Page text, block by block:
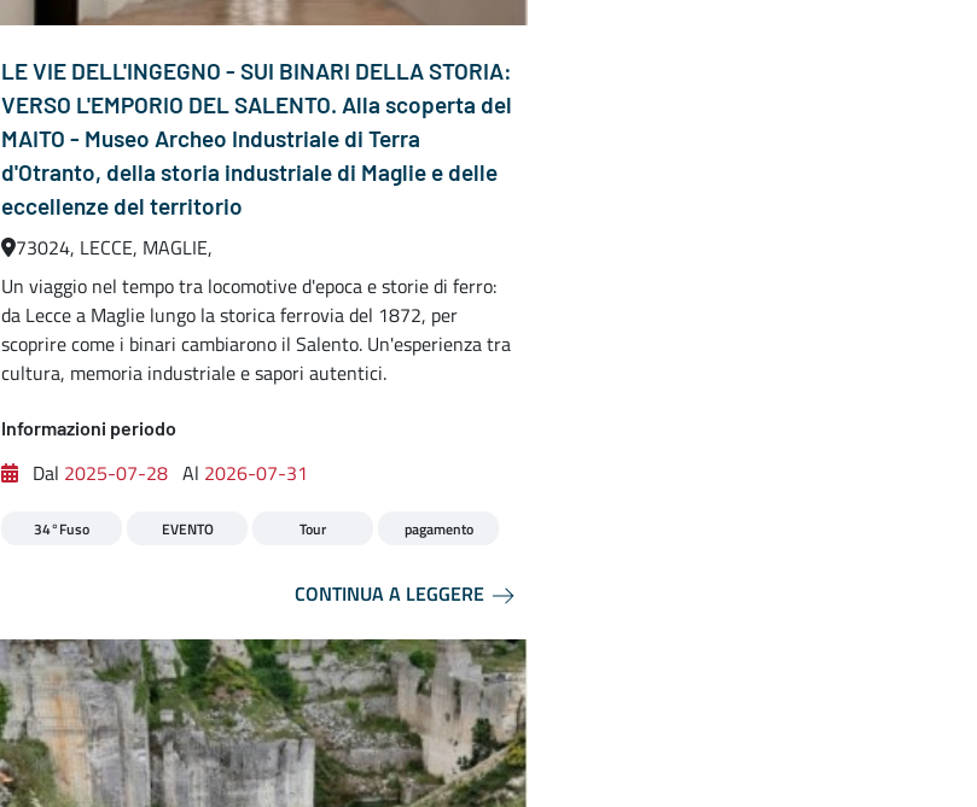
LE VIE DELL'INGEGNO - SUI BINARI DELLA STORIA:
VERSO L'EMPORIO DEL SALENTO. Alla scoperta del
MAITO - Museo Archeo Industriale di Terra
d'Otranto, della storia industriale di Maglie e delle
eccellenze del territorio
73024, LECCE, MAGLIE,
Un viaggio nel tempo tra locomotive d'epoca e storie di ferro:
da Lecce a Maglie lungo la storica ferrovia del 1872, per
scoprire come i binari cambiarono il Salento. Un'esperienza tra
cultura, memoria industriale e sapori autentici.
Informazioni periodo
Dal 2025-07-28 Al 2026-07-31
34°Fuso EVENTO Tour pagamento
CONTINUA A LEGGERE